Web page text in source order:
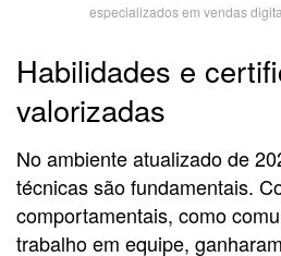
especializados em vendas
Habilidades e
valorizadas
No ambiente atualizado de
técnicas são fundamentais.
comportamentais, como
trabalho em equipe,